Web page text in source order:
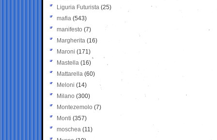
Liguria Futurista (25)
mafia (543)
manifesto (7)
Margherita (16)
Maroni (171)
Mastella (16)
Mattarella (60)
Meloni (14)
Milano (300)
Montezemolo (7)
Monti (357)
moschea (11)